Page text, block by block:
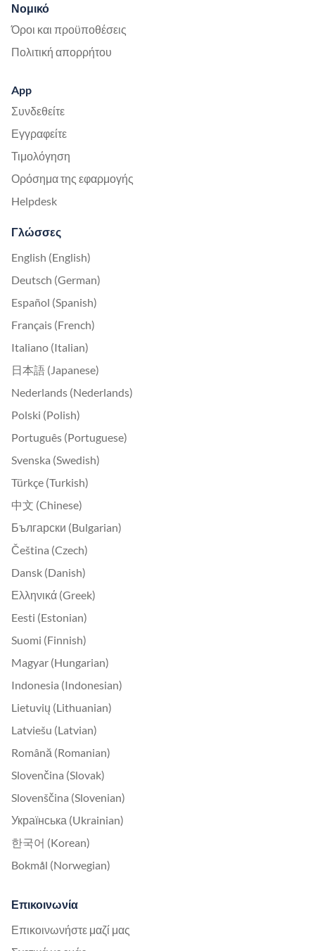
Νομικό
Όροι και προϋποθέσεις
Πολιτική απορρήτου
App
Συνδεθείτε
Εγγραφείτε
Τιμολόγηση
Ορόσημα της εφαρμογής
Helpdesk
Γλώσσες
English (English)
Deutsch (German)
Español (Spanish)
Français (French)
Italiano (Italian)
日本語 (Japanese)
Nederlands (Nederlands)
Polski (Polish)
Português (Portuguese)
Svenska (Swedish)
Türkçe (Turkish)
中文 (Chinese)
Български (Bulgarian)
Čeština (Czech)
Dansk (Danish)
Ελληνικά (Greek)
Eesti (Estonian)
Suomi (Finnish)
Magyar (Hungarian)
Indonesia (Indonesian)
Lietuvių (Lithuanian)
Latviešu (Latvian)
Română (Romanian)
Slovenčina (Slovak)
Slovenščina (Slovenian)
Українська (Ukrainian)
한국어 (Korean)
Bokmål (Norwegian)
Επικοινωνία
Επικοινωνήστε μαζί μας